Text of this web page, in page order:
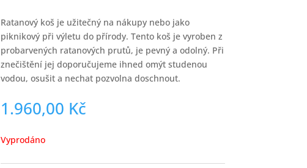
Ratanový koš je užitečný na nákupy nebo jako
piknikový při výletu do přírody. Tento koš je vyroben z
probarvených ratanových prutů, je pevný a odolný. Při
znečištění jej doporučujeme ihned omýt studenou
vodou, osušit a nechat pozvolna doschnout.
1.960,00 Kč
Vyprodáno